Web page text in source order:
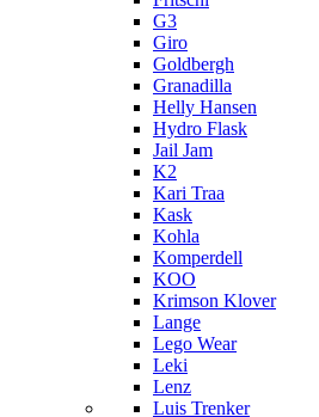
G3
Giro
Goldbergh
Granadilla
Helly Hansen
Hydro Flask
Jail Jam
K2
Kari Traa
Kask
Kohla
Komperdell
KOO
Krimson Klover
Lange
Lego Wear
Leki
Lenz
Luis Trenker